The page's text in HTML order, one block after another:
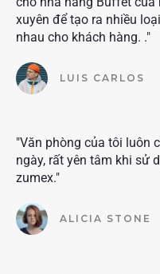
xuyên để tạo ra nhiều
nhau cho khách hàng. ."
LUIS CARLOS
"Văn phòng của tôi luôn
ngày, rất yên tâm khi sử
zumex."
ALICIA STONE